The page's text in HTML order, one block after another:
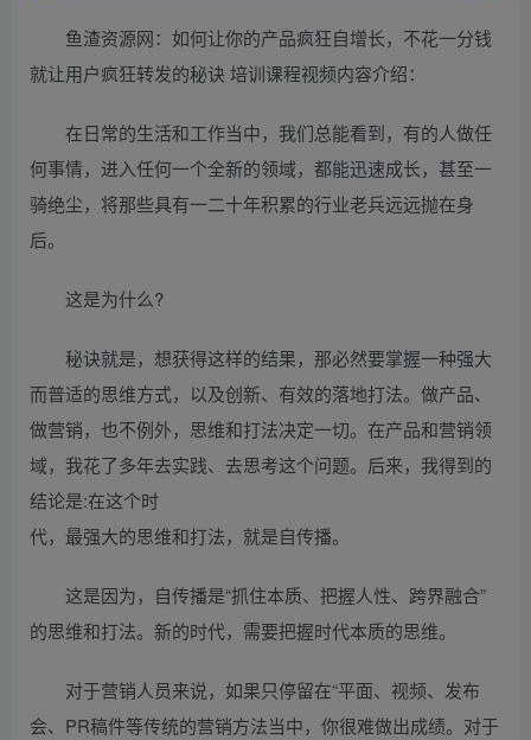
鱼渣资源网：如何让你的产品疯狂自增长，不花一分钱
就让用户疯狂转发的秘诀 培训课程视频内容介绍：
在日常的生活和工作当中，我们总能看到，有的人做任
何事情，进入任何一个全新的领域，都能迅速成长，甚至一
骑绝尘，将那些具有一二十年积累的行业老兵远远抛在身
后。
这是为什么?
秘诀就是，想获得这样的结果，那必然要掌握一种强大
而普适的思维方式，以及创新、有效的落地打法。做产品、
做营销，也不例外，思维和打法决定一切。在产品和营销领
域，我花了多年去实践、去思考这个问题。后来，我得到的
结论是:在这个时
代，最强大的思维和打法，就是自传播。
这是因为，自传播是“抓住本质、把握人性、跨界融合”
的思维和打法。新的时代，需要把握时代本质的思维。
对于营销人员来说，如果只停留在“平面、视频、发布
会、PR稿件等传统的营销方法当中，你很难做出成绩。对于